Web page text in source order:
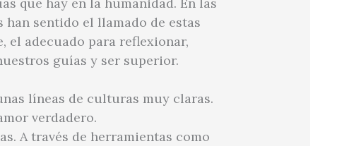
que hay en la humanidad. En las
sentido el llamado de estas
el adecuado para reflexionar,
guías y ser superior.
líneas de culturas muy claras.
verdadero.
A través de herramientas como